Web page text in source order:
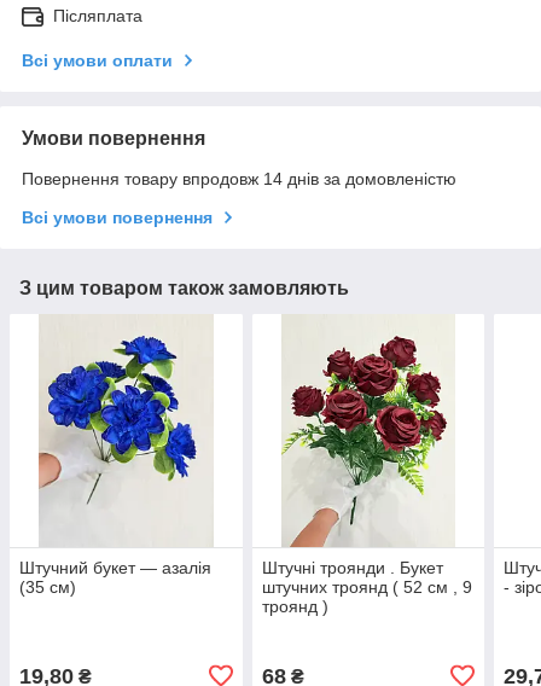
Післяплата
Всі умови оплати
Умови повернення
Повернення товару впродовж 14 днів за домовленістю
Всі умови повернення
З цим товаром також замовляють
Штучний букет — азалія
(35 см)
19,80 ₴
Штучні троянди . Букет
штучних троянд ( 52 см , 9
троянд )
68₴
-